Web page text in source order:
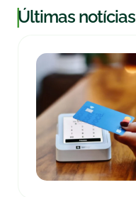
|Últimas notícias